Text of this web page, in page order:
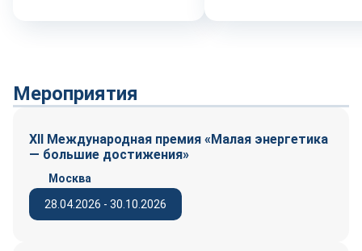
Мероприятия
XII Международная премия «Малая энергетика
— большие достижения»
28.04.2026 - 30.10.2026
Москва